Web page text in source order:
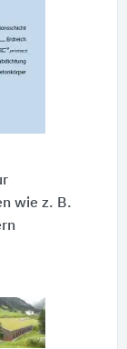
wie z. B.